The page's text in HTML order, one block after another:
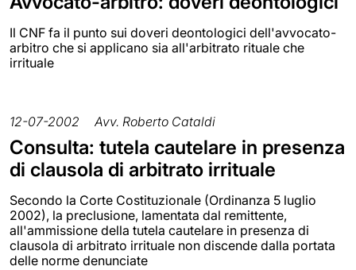
Il CNF fa il punto sui doveri deontologici dell'avvocato-
arbitro che si applicano sia all'arbitrato rituale che
irrituale
12-07-2002 Avv. Roberto Cataldi
Consulta: tutela cautelare in presenza
di clausola di arbitrato irrituale
Secondo la Corte Costituzionale (Ordinanza 5 luglio
2002), la preclusione, lamentata dal remittente,
all'ammissione della tutela cautelare in presenza di
clausola di arbitrato irrituale non discende dalla portata
delle norme denunciate